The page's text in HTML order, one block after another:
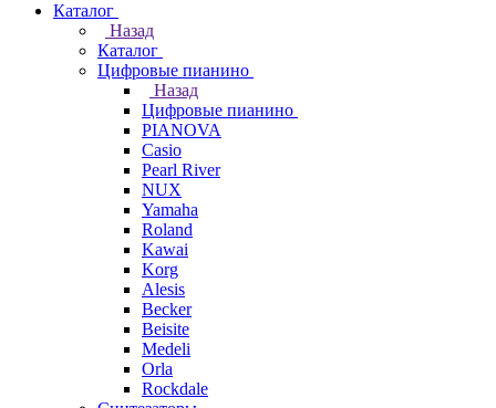
Каталог
Назад
Каталог
Цифровые пианино
Назад
Цифровые пианино
PIANOVA
Casio
Pearl River
NUX
Yamaha
Roland
Kawai
Korg
Alesis
Becker
Beisite
Medeli
Orla
Rockdale